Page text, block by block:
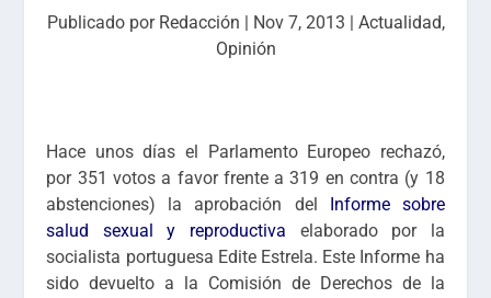
Publicado por Redacción | Nov 7, 2013 | Actualidad,
Opinión
Hace unos días el Parlamento Europeo rechazó,
por 351 votos a favor frente a 319 en contra (y 18
abstenciones) la aprobación del Informe sobre
salud sexual y reproductiva elaborado por la
socialista portuguesa Edite Estrela. Este Informe ha
sido devuelto a la Comisión de Derechos de la